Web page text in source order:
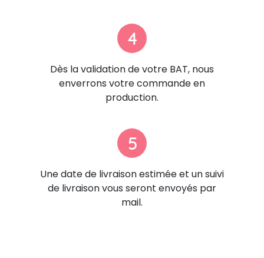
4
Dès la validation de votre BAT, nous
enverrons votre commande en
production.
5
Une date de livraison estimée et un suivi
de livraison vous seront envoyés par
mail.